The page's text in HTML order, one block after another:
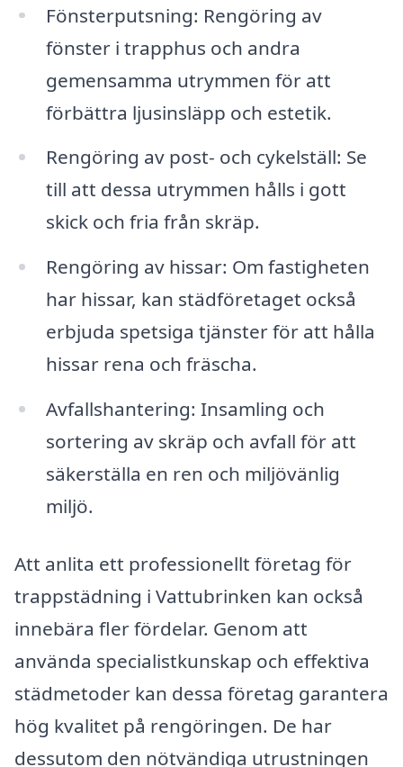
Fönsterputsning: Rengöring av
fönster i trapphus och andra
gemensamma utrymmen för att
förbättra ljusinsläpp och estetik.
Rengöring av post- och cykelställ: Se
till att dessa utrymmen hålls i gott
skick och fria från skräp.
Rengöring av hissar: Om fastigheten
har hissar, kan städföretaget också
erbjuda spetsiga tjänster för att hålla
hissar rena och fräscha.
Avfallshantering: Insamling och
sortering av skräp och avfall för att
säkerställa en ren och miljövänlig
miljö.
Att anlita ett professionellt företag för
trappstädning i Vattubrinken kan också
innebära fler fördelar. Genom att
använda specialistkunskap och effektiva
städmetoder kan dessa företag garantera
hög kvalitet på rengöringen. De har
dessutom den nötvändiga utrustningen